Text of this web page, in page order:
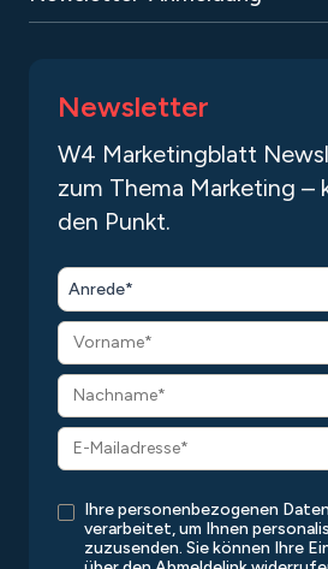
Newsletter
W4 Marketingblatt
zum Thema Marketing –
den Punkt.
Anrede*
Ihre personenbezogenen
verarbeitet, um Ihnen
zuzusenden. Sie können Ihre